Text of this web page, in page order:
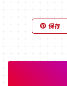
保存